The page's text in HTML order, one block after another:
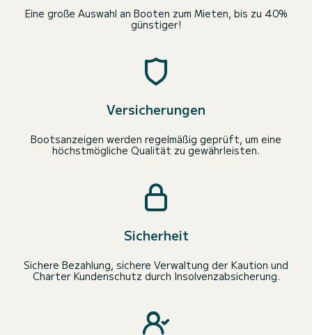
Eine große Auswahl an Booten zum Mieten, bis zu 40%
günstiger!
Versicherungen
Bootsanzeigen werden regelmäßig geprüft, um eine
höchstmögliche Qualität zu gewährleisten.
Sicherheit
Sichere Bezahlung, sichere Verwaltung der Kaution und
Charter Kundenschutz durch Insolvenzabsicherung.